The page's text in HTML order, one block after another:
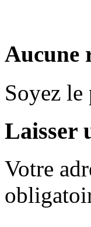
Aucune
Soyez
Laisser
Votre